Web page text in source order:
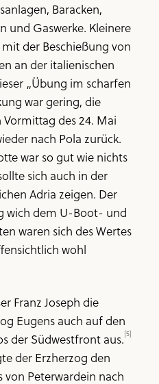
Baracken,
und Gaswerke. Kleinere
der Beschießung von
an der italienischen
„Übung im scharfen
war gering, die
des 24. Mai
nach Pola zurück.
war so gut wie nichts
sich auch in der
Adria zeigen. Der
wich dem U-Boot- und
waren sich des Wertes
wohl
Franz Joseph die
Eugens auch auf den
der Südwestfront aus.[5]
der Erzherzog den
von Peterwardein nach